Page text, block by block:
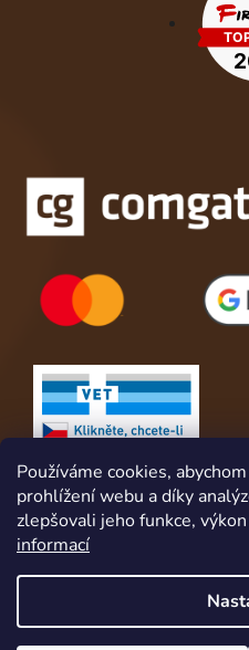
Používáme cookies,
prohlížení webu a díky
zlepšovali jeho funkce,
informací